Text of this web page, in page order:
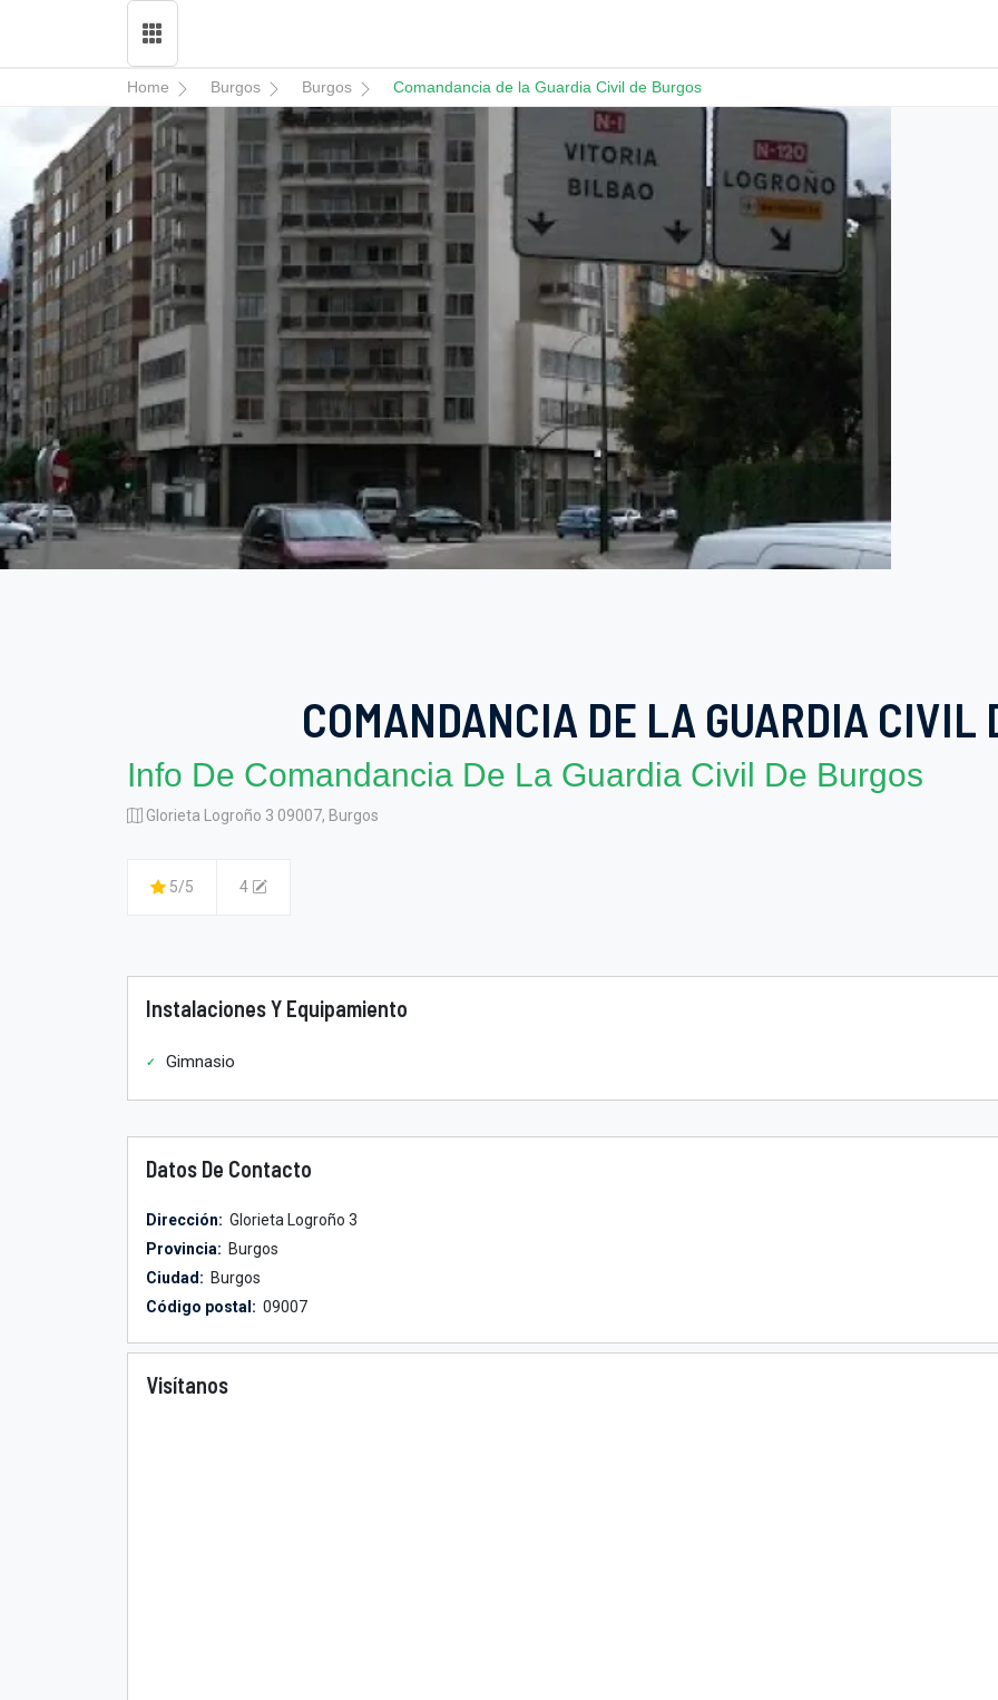
Home Burgos Burgos Comandancia de la Guardia Civil de Burgos
COMANDANCIA DE LA GUARDIA CIVIL
Info De Comandancia De La Guardia Civil De Burgos
Glorieta Logroño 3 09007, Burgos
5/5 4
Instalaciones Y Equipamiento
Gimnasio
Datos De Contacto
Dirección: Glorieta Logroño 3
Provincia: Burgos
Ciudad: Burgos
Código postal: 09007
Visítanos